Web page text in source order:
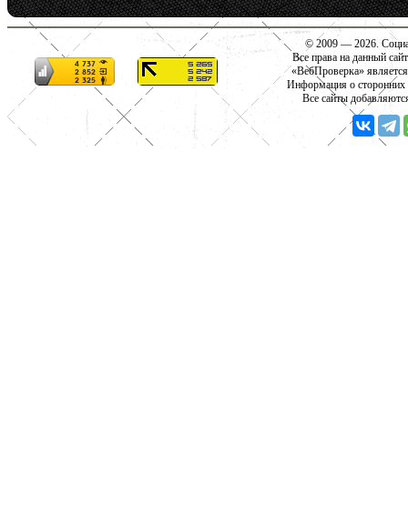
© 2009 — 2026.
Все права на данный
«ВебПроверка»
Информация о сторонних
Все сайты